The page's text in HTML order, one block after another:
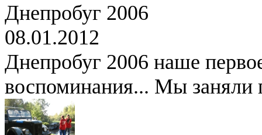
Днепробуг 2006
08.01.2012
Днепробуг 2006 наше
воспоминания... Мы заняли